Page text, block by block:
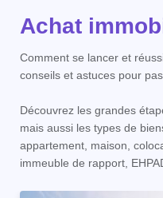
Achat
Comment se lancer et
conseils et astuces pour
Découvrez les grandes
mais aussi les types de
appartement, maison,
immeuble de rapport,